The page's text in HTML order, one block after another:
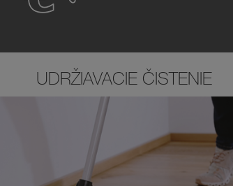
UDRŽIAVACIE ČISTENIE